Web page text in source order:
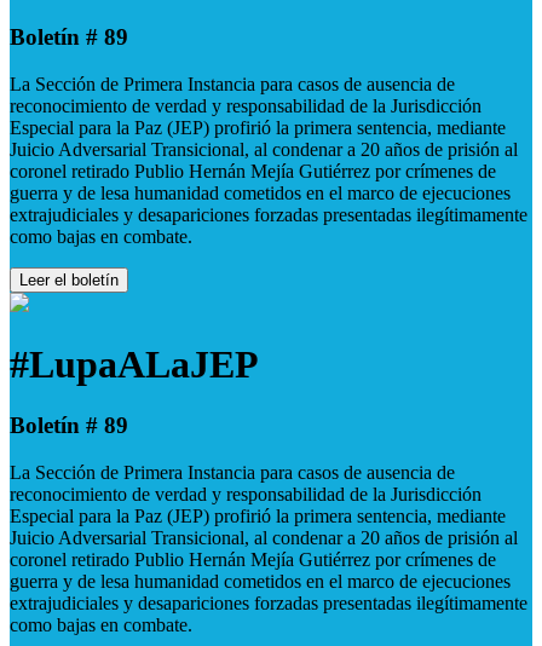
Boletín # 89
La Sección de Primera Instancia para casos de ausencia de
reconocimiento de verdad y responsabilidad de la Jurisdicción
Especial para la Paz (JEP) profirió la primera sentencia, mediante
Juicio Adversarial Transicional, al condenar a 20 años de prisión al
coronel retirado Publio Hernán Mejía Gutiérrez por crímenes de
guerra y de lesa humanidad cometidos en el marco de ejecuciones
extrajudiciales y desapariciones forzadas presentadas ilegítimamente
como bajas en combate.
Leer el boletín
#LupaALaJEP
Boletín # 89
La Sección de Primera Instancia para casos de ausencia de
reconocimiento de verdad y responsabilidad de la Jurisdicción
Especial para la Paz (JEP) profirió la primera sentencia, mediante
Juicio Adversarial Transicional, al condenar a 20 años de prisión al
coronel retirado Publio Hernán Mejía Gutiérrez por crímenes de
guerra y de lesa humanidad cometidos en el marco de ejecuciones
extrajudiciales y desapariciones forzadas presentadas ilegítimamente
como bajas en combate.